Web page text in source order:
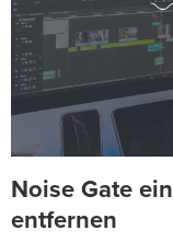
Noise Gate
entfernen